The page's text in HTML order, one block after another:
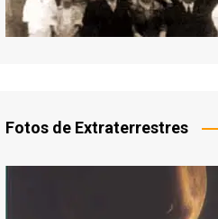
Fotos de Extraterrestres